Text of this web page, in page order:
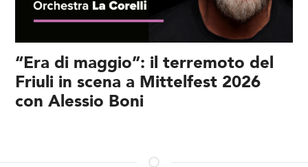
“Era di maggio”: il terremoto del
Friuli in scena a Mittelfest 2026
con Alessio Boni